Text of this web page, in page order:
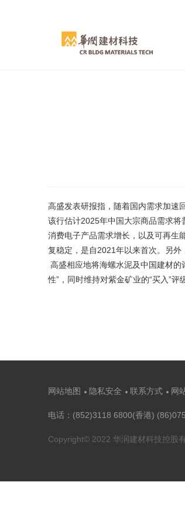
高盛发表研报指，随着国内需求加速
该行估计2025年中国大宗商品需求将
消费电子产品需求增长，以及可再生
复稳定，是自2021年以来首次。另外
高盛相应地将海螺水泥及中国建材的
性”，同时维持对紫金矿业的“买入”评
网站地图 隐私安全 联系方式 网
电话：(852)3118 6800(香港)
Copyright© 2022 华润建材科技控股